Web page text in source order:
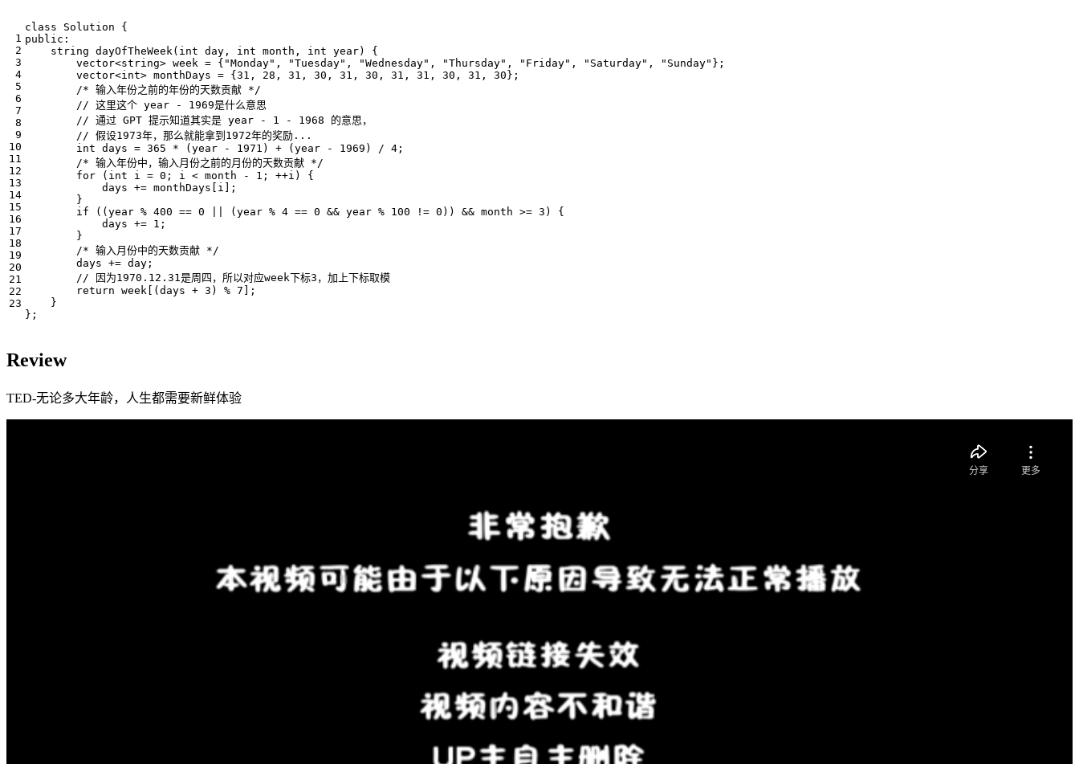
class Solution
{
public :
string dayOfTheWeek( int day , int month , int year)
{
vector<string> week = { "Monday" , "Tuesday" , "Wednesday" , "Thursday" , "Friday" , "Saturday" , "Sunday" };
vector<int> monthDays = { 31 , 28 , 31 , 30 , 31 , 30 , 31 , 31 , 30 , 31 , 30 };
/* 输入年份之前的年份的天数贡献 */
int days = 365 * ( year - 1971 ) + ( year - 1969 ) / 4 ;
/* 输入年份中，输入月份之前的月份的天数贡献 */
for
( int i = 0 ; i < month - 1 ; ++i )
{
days += monthDays i ];
}
if
(( year % 400 == 0 ( year % 4 == 0 && year % 100 != 0 )) && month >= 3 )
{
days += 1 ;
}
/* 输入月份中的天数贡献 */
days += day ;
return week [( days + 3 ) % 7 ];
}
};
Review
TED-无论多大年龄，人生都需要新鲜体验